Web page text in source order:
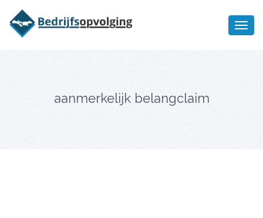
aanmerkelijk belangclaim
bedrijfsopvolging voor fiscaal
juridisch advies
Ik wil meer informatie